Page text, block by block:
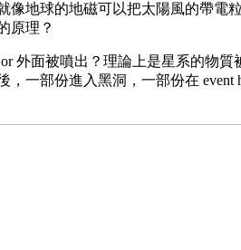
像地球的地磁可以把太陽風的帶電
原理？
or 外面被噴出？理論上是星系的物質
，一部份進入黑洞，一部份在 event